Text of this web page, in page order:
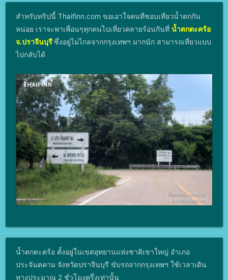
สำหรับทริปนี้ Thaifinn.com ขอเอาใจคนที่ชอบเที่ยวน้ำตกกัน
หน่อย เราจะพาเพื่อนๆทุกคนไปเที่ยวคลายร้อนกันที่ น้ำตกตะคร้อ
จ.ปราจีนบุรีซึ่งอยู่ไม่ไกลจากกรุงเทพฯ มากนัก สามารถเที่ยวแบบ
ไปกลับได้
น้ำตกตะคร้อ ตั้งอยู่ในเขตอุทยานแห่งชาติเขาใหญ่ อำเภอ
ประจันตคาม จังหวัดปราจีนบุรี ขับรถจากกรุงเทพฯ ใช้เวลาเดิน
ทางประมาณ 2 ชั่วโมงครึ่งเท่านั้น